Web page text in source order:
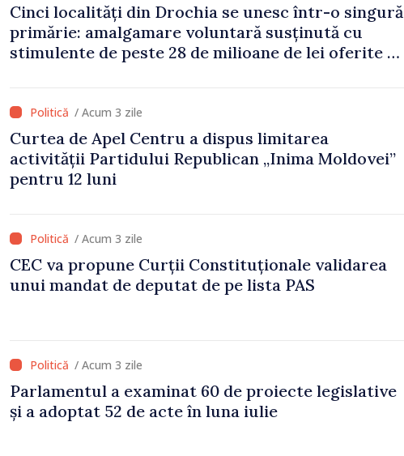
Cinci localități din Drochia se unesc într-o singură
primărie: amalgamare voluntară susținută cu
stimulente de peste 28 de milioane de lei oferite de
/ Acum 3 zile
Curtea de Apel Centru a dispus limitarea
activității Partidului Republican „Inima Moldovei”
pentru 12 luni
/ Acum 3 zile
CEC va propune Curții Constituționale validarea
unui mandat de deputat de pe lista PAS
/ Acum 3 zile
Parlamentul a examinat 60 de proiecte legislative
și a adoptat 52 de acte în luna iulie